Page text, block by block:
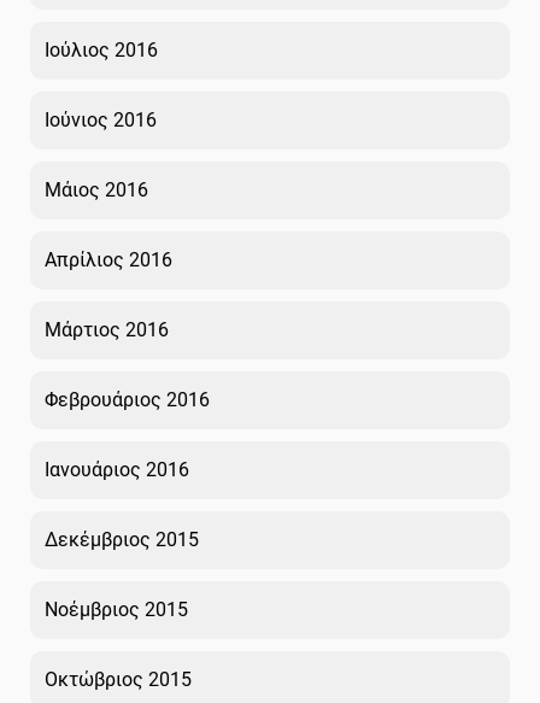
Ιούλιος 2016
Ιούνιος 2016
Μάιος 2016
Απρίλιος 2016
Μάρτιος 2016
Φεβρουάριος 2016
Ιανουάριος 2016
Δεκέμβριος 2015
Νοέμβριος 2015
Οκτώβριος 2015